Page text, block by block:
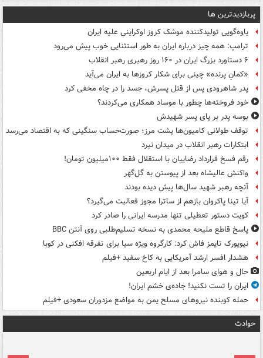
پربازدیدترین ها
یاوه‌گویی تولیدکننده موشک کروز اوکراینی علیه ایران
ترامپ: همه چیز درباره ایران به طور استثنایی خوب پیش می‌رود
۶ دستاورد بزرگ ایران در ۱۶۰ روز رهبری رهبر انقلاب
«کمانِ پرنده» چینی برای شکار کروزها به ایران می‌آید
پدر شاهرودی پس از قتل پسرش، جسد را در چاه مخفی کرد
خود فروخته‌ها چطور با موساد همکاری می‌کردند؟
بوسه‌ پدر بر پای پسر شهیدش
توقف طولانی کامیون‌ها پشت مرز؛ صورت‌حساب سنگینی که به اقتصاد می‌رسد
ابتکارات رهبر انقلاب در میدان نبرد
رقم فسخ قرارداد رضاییان با استقلال فقط ۱۰۰میلیون تومان!
واکنش عالیشاه بعد از پیوستن به گل‌گهر
آنچه رهبر شهید سال‌ها پیش دیده بودند
آیا تینا پاکروان بازهم از ساترا مجوز فعالیت می‌گیرد؟
کویت دستور تعطیلی تنها مدرسه ایرانی را صادر کرد
پاسخ قاطع ملیحه محمدی به نسخه تسلیم‌طلبی روی آنتن BBC
نیویورک تایمز فاش کرد: کارگروه ویژه سیا برای تفرقه افکنی در کوبا
هشدار افسر ارشد آمریکایی به کاخ سفید +فیلم
حال و هوای سامرا بعد از ایام اربعین
ایران را تست نکنید! جاده‌ی خشم ایران!
حمله کوبنده نیروهای مسلح یمن به مواضع مزدوران سعودی +فیلم
حوادث